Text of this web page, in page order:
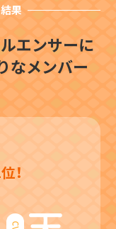
果
エンサーに
なメンバー
！